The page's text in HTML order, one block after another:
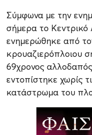
Σύμφωνα με την
σήμερα το Κεντρικό
ενημερώθηκε από
κρουαζιερόπλοιου
69χρονος
εντοπίστηκε χωρίς
κατάστρωμα του